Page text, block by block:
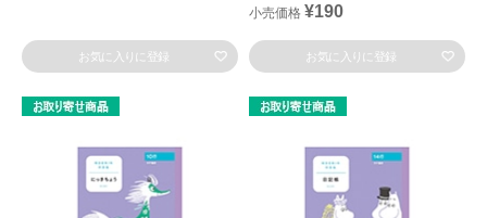
お気に入りに登録
小売価格 ¥190
お気に入りに登録